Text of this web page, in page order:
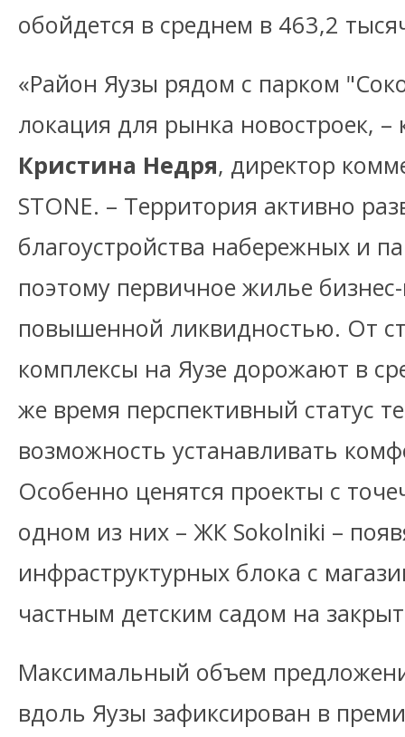
обойдется в среднем в 463,2
«Район Яузы рядом с парком
локация для рынка новостроек, –
Кристина Недря, директор
STONE. – Территория активно
благоустройства набережных и
поэтому первичное жилье
повышенной ликвидностью. От
комплексы на Яузе дорожают в
же время перспективный статус
возможность устанавливать
Особенно ценятся проекты с
одном из них – ЖК Sokolniki –
инфраструктурных блока с
частным детским садом на
Максимальный объем
вдоль Яузы зафиксирован в